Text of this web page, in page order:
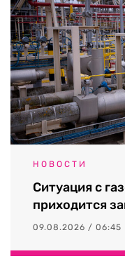
НОВОСТИ
Ситуация с
приходится
09.08.2026 / 06:45